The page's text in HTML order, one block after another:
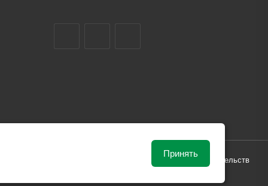
от рыночной ситуации и не влекут за собой обязательств
Принять